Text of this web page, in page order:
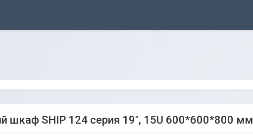
шкаф SHIP 124 серия 19", 15U 600*600*800 мм